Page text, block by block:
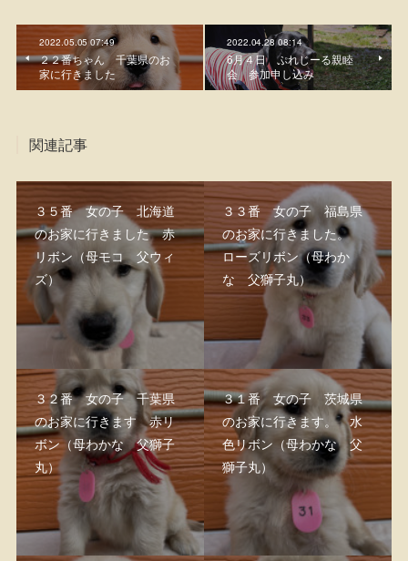
2022.05.05 07:49
２２番ちゃん 千葉県のお
家に行きました
2022.04.28 08:14
6月４日 ぷれじーる親睦
会 参加申し込み
関連記事
３５番 女の子 北海道
のお家に行きました 赤
リボン（母モコ 父ウィ
ズ）
３３番 女の子 福島県
のお家に行きました。
ローズリボン（母わか
な 父獅子丸）
３２番 女の子 千葉県
のお家に行きます 赤リ
ボン（母わかな 父獅子
丸）
３１番 女の子 茨城県
のお家に行きます。 水
色リボン（母わかな 父
獅子丸）